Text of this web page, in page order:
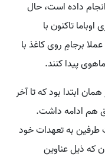
به کاهش مرحله‌ای تعهدات در سال ۹۸ انجام داده است، حال
تاکنون با
برجامِ روی کاغذ با
پیدا کنند.
ابتدا بود که تا آخر
هم ادامه داشت.
طرفین به تعهدات خود
که ذیل عناوین